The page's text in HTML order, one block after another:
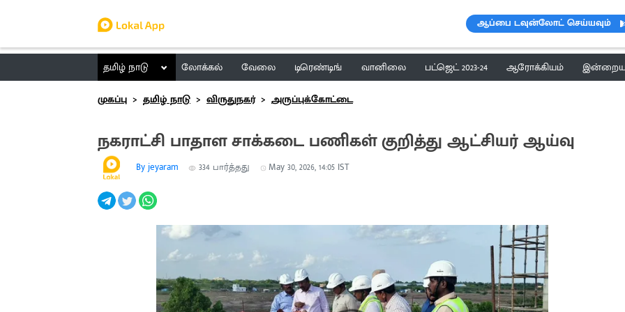
ஆப்பை டவுன்லோட் செய்யவும்
தமிழ் நாடு லோக்கல் வேலை டிரெண்டிங் வானிலை பட்ஜெட் 2023-24 ஆரோக்கியம் இன்றைய
முகப்பு
தமிழ் நாடு விருதுநகர் அருப்புக்கோட்டை
நகராட்சி பாதாள சாக்கடை பணிகள் குறித்து ஆட்சியர் ஆய்வு
By jeyaram 334 பார்த்தது May 30, 2026, 14:05 IST